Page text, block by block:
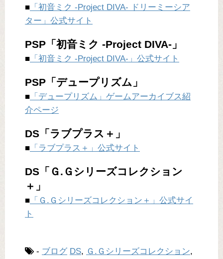
■ 「初音ミク -Project DIVA- ドリーミーシア
ター」公式サイト
PSP「初音ミク -Project DIVA-」
■ 「初音ミク -Project DIVA-」公式サイト
PSP「デュープリズム」
■ 「デュープリズム」ゲームアーカイブス紹
介ページ
DS「ラブプラス＋」
■ 「ラブプラス＋」公式サイト
DS「Ｇ.Ｇシリーズコレクション
＋」
■ 「Ｇ.Ｇシリーズコレクション＋」公式サイ
ト
- ブログ DS, Ｇ.Ｇシリーズコレクション,